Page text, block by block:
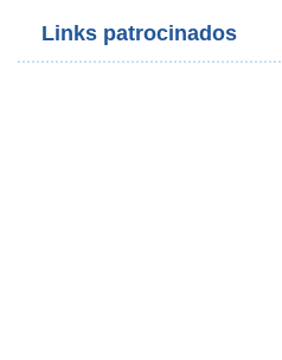
Links patrocinados